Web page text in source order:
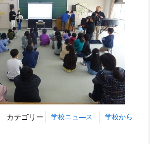
カテゴリー 学校ニュ―ス 学校から